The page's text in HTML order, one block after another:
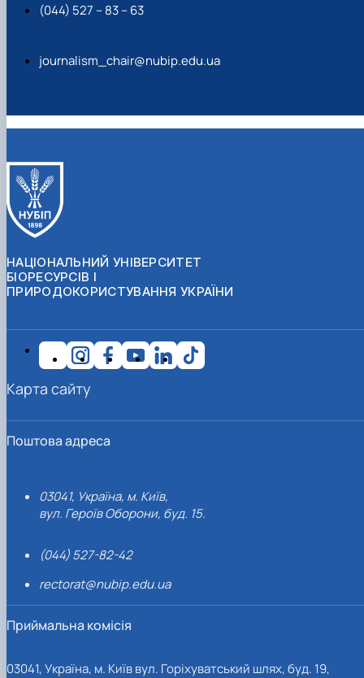
(044) 527 – 83 – 63
journalism_chair@nubip.edu.ua
НАЦІОНАЛЬНИЙ УНІВЕРСИТЕТ
БІОРЕСУРСІВ І
ПРИРОДОКОРИСТУВАННЯ УКРАЇНИ
Поштова адреса
03041, Україна, м. Київ,
вул. Героїв Оборони, буд. 15.
(044) 527-82-42
rectorat@nubip.edu.ua
Приймальна комісія
03041, Україна, м. Київ вул. Горіхуватський шлях, буд. 19,
Карта сайту